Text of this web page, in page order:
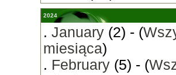
2024
. January (2) - (
miesiąca)
. February (5) - (